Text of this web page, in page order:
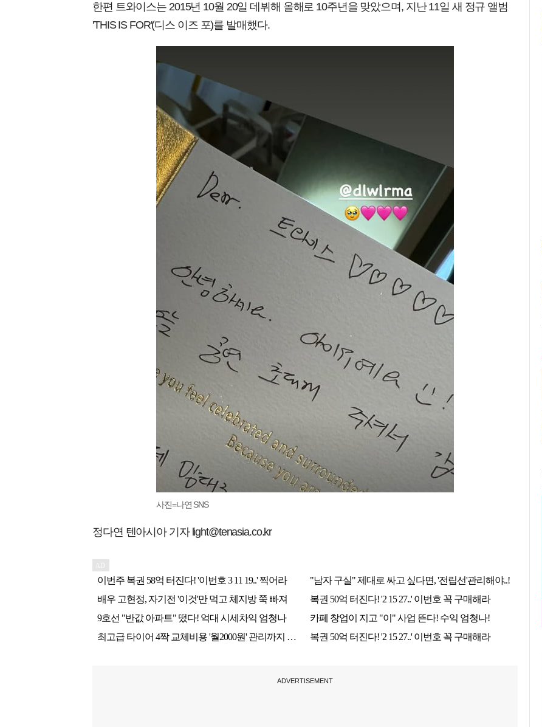
한편 트와이스는 2015년 10월 20일 데뷔해 올해로 10주년을 맞았으며, 지난 11일 새 정규 앨범
'THIS IS FOR'(디스 이즈 포)를 발매했다.
사진=나연 SNS
정다연 텐아시아 기자 light@tenasia.co.kr
ADVERTISEMENT